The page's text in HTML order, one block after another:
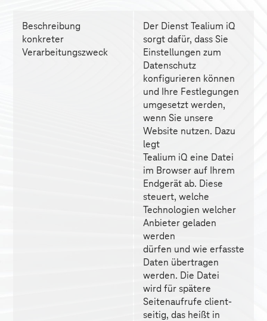
Beschreibung
konkreter
Verarbeitungszweck
Der Dienst Tealium iQ
sorgt dafür, dass Sie
Einstellungen zum
Datenschutz
konfigurieren können
und Ihre Festlegungen
umgesetzt werden,
wenn Sie unsere
Website nutzen. Dazu
legt
Tealium iQ eine Datei
im Browser auf Ihrem
Endgerät ab. Diese
steuert, welche
Technologien welcher
Anbieter geladen
werden
dürfen und wie erfasste
Daten übertragen
werden. Die Datei
wird für spätere
Seitenaufrufe client-
seitig, das heißt in